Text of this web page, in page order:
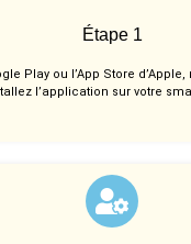
Étape 1
Play ou l’App Store
l’application sur votre